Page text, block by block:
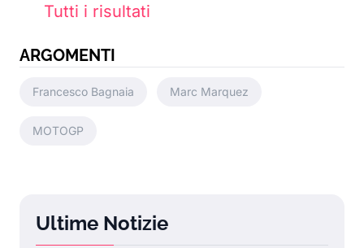
Tutti i risultati
ARGOMENTI
Francesco Bagnaia Marc Marquez
MOTOGP
Ultime Notizie